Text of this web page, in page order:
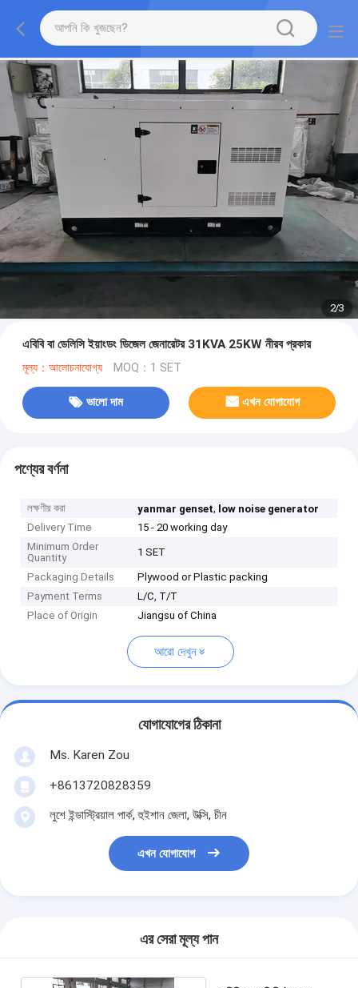
2/3
এবিবি বা ডেলিসি ইয়াংডং ডিজেল জেনারেটর 31KVA 25KW নীরব প্রকার
মূল্য：আলোচনাযোগ্য MOQ：1 SET
ভালো দাম এখন যোগাযোগ
পণ্যের বর্ণনা
লক্ষণীয় করা yanmar genset, low noise generator
Delivery Time
15 - 20 working day
Minimum Order
Quantity
1 SET
Packaging Details
Plywood or Plastic packing
Payment Terms
L/C, T/T
Place of Origin
Jiangsu of China
আরো দেখুন
যোগাযোগের ঠিকানা
Ms. Karen Zou
+8613720828359
লুশে ইন্ডাস্ট্রিয়াল পার্ক, হুইশান জেলা, উক্সি, চীন
এখন যোগাযোগ
এর সেরা মূল্য পান